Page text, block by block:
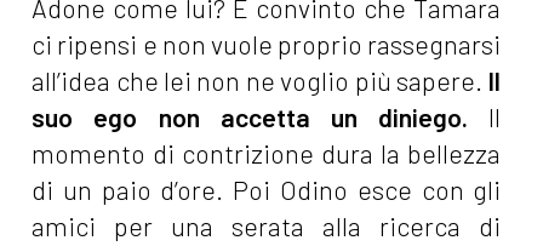
Adone come lui? È convinto che Tamara
ci ripensi e non vuole proprio rassegnarsi
all’idea che lei non ne voglio più sapere. Il
suo ego non accetta un diniego. Il
momento di contrizione dura la bellezza
di un paio d’ore. Poi Odino esce con gli
amici per una serata alla ricerca di